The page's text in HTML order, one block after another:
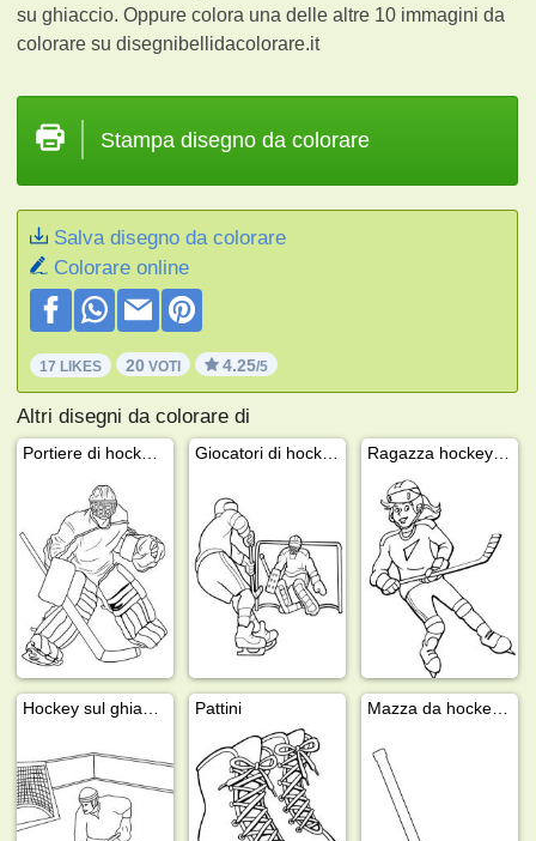
su ghiaccio. Oppure colora una delle altre 10 immagini da
colorare su disegnibellidacolorare.it
Stampa disegno da colorare
Salva disegno da colorare
Colorare online
17 LIKES 20 VOTI 4.25/5
Altri disegni da colorare di
Pattini